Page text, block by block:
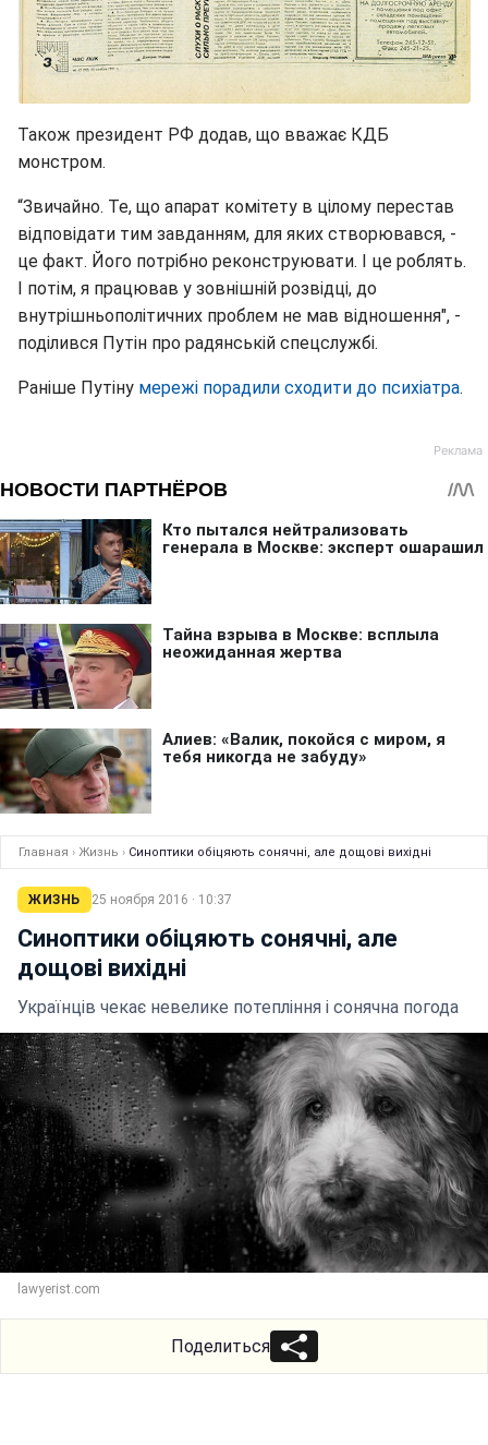
Також президент РФ додав, що вважає КДБ
монстром.
“Звичайно. Те, що апарат комітету в цілому перестав
відповідати тим завданням, для яких створювався, -
це факт. Його потрібно реконструювати. І це роблять.
І потім, я працював у зовнішній розвідці, до
внутрішньополітичних проблем не мав відношення", -
поділився Путін про радянській спецслужбі.
Раніше Путіну мережі порадили сходити до психіатра.
Главная › Жизнь › Синоптики обіцяють сонячні, але дощові вихідні
ЖИЗНЬ 25 ноября 2016 · 10:37
Синоптики обіцяють сонячні, але
дощові вихідні
Українців чекає невелике потепління і сонячна погода
lawyerist.com
Поделиться